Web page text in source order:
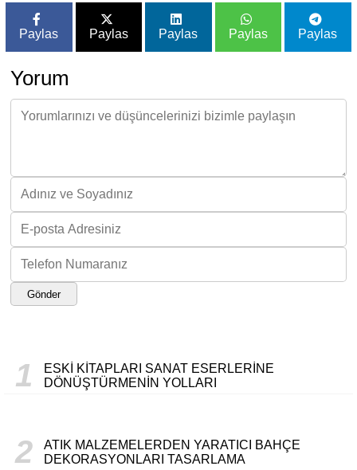
Paylas Paylas Paylas Paylas Paylas
Yorum
Gönder
1
ESKI KITAPLARI SANAT ESERLERINE
DÖNÜŞTÜRMENIN YOLLARI
2
ATIK MALZEMELERDEN YARATICI BAHÇE
DEKORASYONLARI TASARLAMA